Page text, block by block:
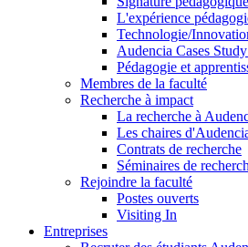
L'expérience
Technologie/
Audencia Cases
Pédagogie et
Membres de la faculté
Recherche à impact
La recherche à
Les chaires
Contrats de recherche
Séminaires de
Rejoindre la faculté
Postes ouverts
Visiting In
Entreprises